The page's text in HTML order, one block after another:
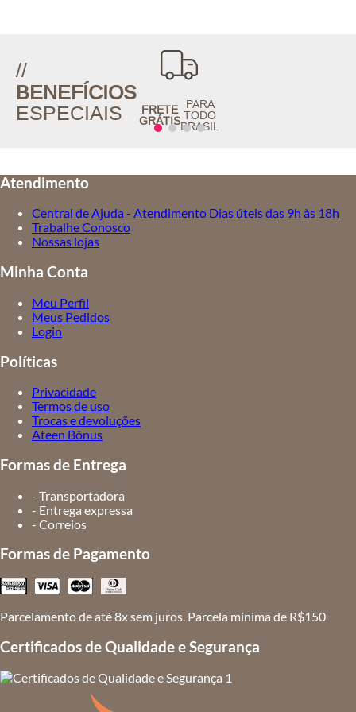
//
BENEFÍCIOS
ESPECIAIS
FRETE
GRÁTIS
PARA
TODO
BRASIL
Atendimento
Central de Ajuda - Atendimento Dias úteis das 9h às 18h
Trabalhe Conosco
Nossas lojas
Minha Conta
Meu Perfil
Meus Pedidos
Login
Políticas
Privacidade
Termos de uso
Trocas e devoluções
Ateen Bônus
Formas de Entrega
- Transportadora
- Entrega expressa
- Correios
Formas de Pagamento
Parcelamento de até 8x sem juros. Parcela mínima de R$150
Certificados de Qualidade e Segurança